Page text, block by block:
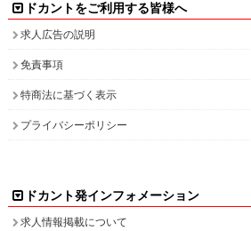
ドカントをご利用する皆様へ
求人広告の説明
免責事項
特商法に基づく表示
プライバシーポリシー
ドカント発インフォメーション
求人情報掲載について